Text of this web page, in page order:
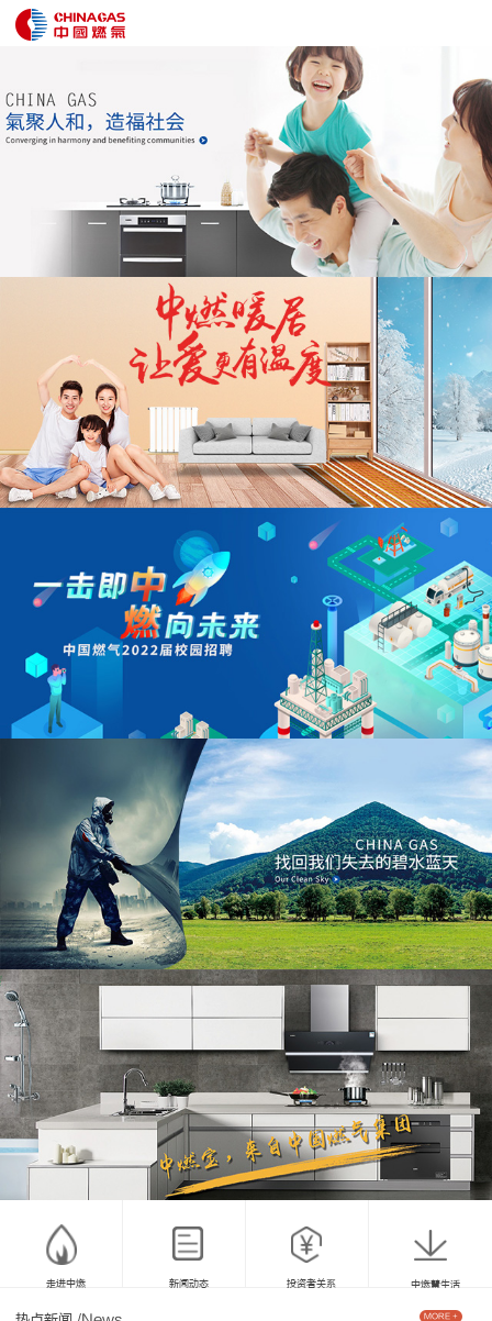
走进中燃 新闻动态 投资者关系 中燃慧生活
MORE +